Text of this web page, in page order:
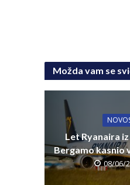
Možda vam se
Let Ryanaira
Bergamo kasnio
08/06/